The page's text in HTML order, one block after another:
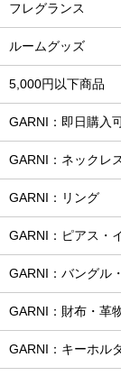
フレグランス
ルームグッズ
5,000円以下商品
GARNI：即日購入
GARNI：ネックレ
GARNI：リング
GARNI：ピアス・
GARNI：バングル
GARNI：財布・革
GARNI：キーホル